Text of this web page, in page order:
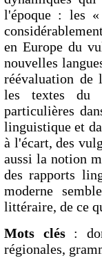
l'époque : les «
en Europe du
nouvelles
réévaluation de
les textes du
particulières
linguistique et
à l'écart, des
aussi la notion
des rapports
moderne
littéraire, de ce
Mots clés:
régionales,